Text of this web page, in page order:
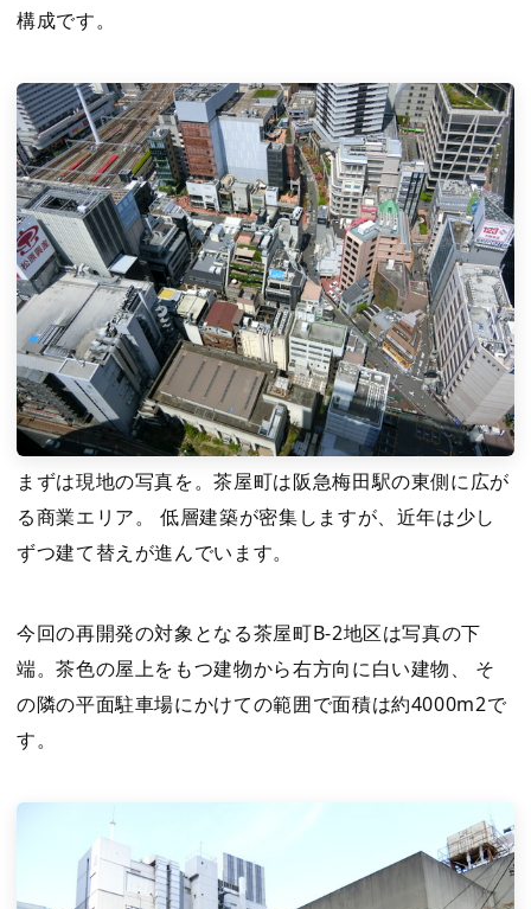
構成です。
まずは現地の写真を。茶屋町は阪急梅田駅の東側に広が
る商業エリア。 低層建築が密集しますが、近年は少し
ずつ建て替えが進んでいます。
今回の再開発の対象となる茶屋町B-2地区は写真の下
端。茶色の屋上をもつ建物から右方向に白い建物、 そ
の隣の平面駐車場にかけての範囲で面積は約4000m2で
す。